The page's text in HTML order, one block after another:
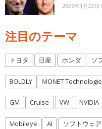
2026年1月22日
注目のテーマ
トヨタ 日産 ホンダ ソ
BOLDLY MONET
GM Cruise VW NVIDIA
Mobileye AI ソフトウェア